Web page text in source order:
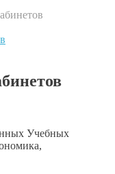
Учебных